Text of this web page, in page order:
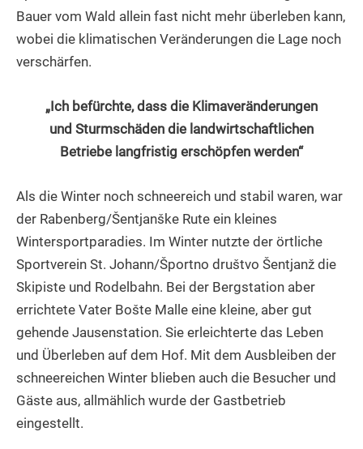
Bauer vom Wald allein fast nicht mehr überleben kann,
wobei die klimatischen Veränderungen die Lage noch
verschärfen.
„Ich befürchte, dass die Klimaveränderungen
und Sturmschäden die landwirtschaftlichen
Betriebe langfristig erschöpfen werden“
Als die Winter noch schneereich und stabil waren, war
der Rabenberg/Šentjanške Rute ein kleines
Wintersportparadies. Im Winter nutzte der örtliche
Sportverein St. Johann/Športno društvo Šentjanž die
Skipiste und Rodelbahn. Bei der Bergstation aber
errichtete Vater Bošte Malle eine kleine, aber gut
gehende Jausenstation. Sie erleichterte das Leben
und Überleben auf dem Hof. Mit dem Ausbleiben der
schneereichen Winter blieben auch die Besucher und
Gäste aus, allmählich wurde der Gastbetrieb
eingestellt.